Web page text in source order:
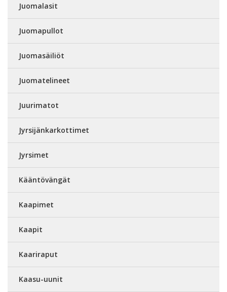
Juomalasit
Juomapullot
Juomasäiliöt
Juomatelineet
Juurimatot
Jyrsijänkarkottimet
Jyrsimet
Kääntövängät
Kaapimet
Kaapit
Kaariraput
Kaasu-uunit